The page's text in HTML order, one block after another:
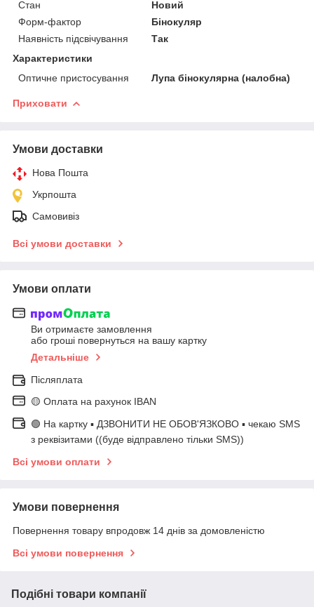
Стан
Новий
Форм-фактор
Бінокуляр
Наявність підсвічування
Так
Характеристики
Оптичне пристосування
Лупа бінокулярна (налобна)
Приховати
Умови доставки
Нова Пошта
Укрпошта
Самовивіз
Всі умови доставки
Умови оплати
Ви отримаєте замовлення
або гроші повернуться на вашу картку
Детальніше
Післяплата
🟡 Оплата на рахунок IBAN
🟢 На картку ▪️ ДЗВОНИТИ НЕ ОБОВ'ЯЗКОВО ▪️ чекаю SMS
з реквізитами ((буде відправлено тільки SMS))
Всі умови оплати
Умови повернення
Повернення товару впродовж 14 днів за домовленістю
Всі умови повернення
Подібні товари компанії